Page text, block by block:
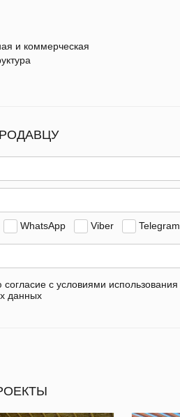
и коммерческая
WhatsApp Viber Telegram
с условиями использования
данных